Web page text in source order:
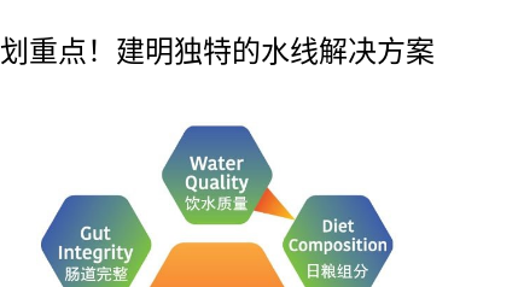
划重点！建明独特的水线解决方案